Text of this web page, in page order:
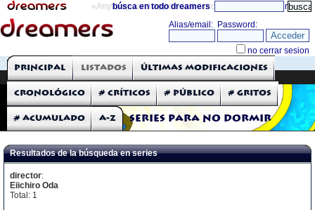
«Anything can happen and it probably will» directorio
búsca en todo dreamers
THE DREAMERS
Críticas: Series de TV
Series para no dormir
Principal Listados Últimas modificaciones
Cronológico # Críticos # Público # Gritos
# Acumulado A-Z
Resultados de la búsqueda en series
director:
Eiichiro Oda
Total: 1